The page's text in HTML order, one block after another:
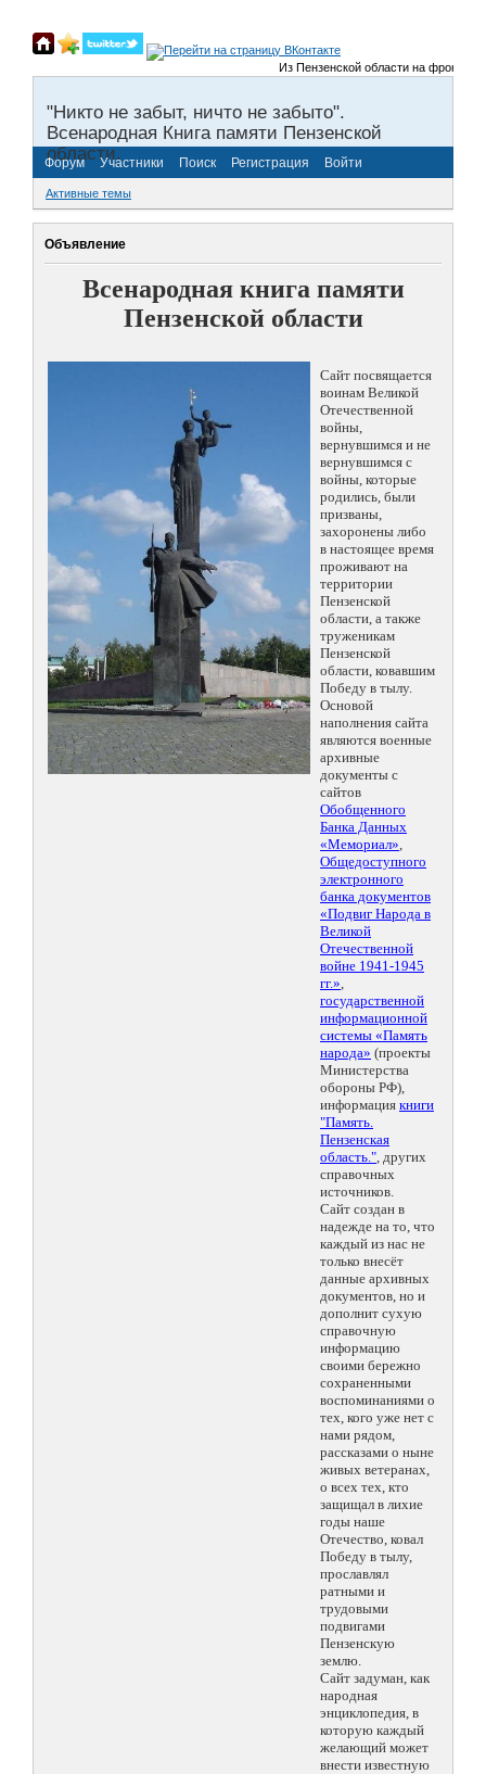
Из Пензенской области на фронты
"Никто не забыт, ничто не забыто".
Всенародная Книга памяти Пензенской
области.
Форум Участники Поиск Регистрация Войти
Активные темы
Объявление
Всенародная книга памяти
Пензенской области
Сайт посвящается
воинам Великой
Отечественной
войны,
вернувшимся и не
вернувшимся с
войны, которые
родились, были
призваны,
захоронены либо
в настоящее время
проживают на
территории
Пензенской
области, а также
труженикам
Пензенской
области, ковавшим
Победу в тылу.
Основой
наполнения сайта
являются военные
архивные
документы с
сайтов
Обобщенного
Банка Данных
«Мемориал»,
Общедоступного
электронного
банка документов
«Подвиг Народа в
Великой
Отечественной
войне 1941-1945
гг.»,
государственной
информационной
системы «Память
народа» (проекты
Министерства
обороны РФ),
информация книги
"Память.
Пензенская
область.", других
справочных
источников.
Сайт создан в
надежде на то, что
каждый из нас не
только внесёт
данные архивных
документов, но и
дополнит сухую
справочную
информацию
своими бережно
сохраненными
воспоминаниями о
тех, кого уже нет с
нами рядом,
рассказами о ныне
живых ветеранах,
о всех тех, кто
защищал в лихие
годы наше
Отечество, ковал
Победу в тылу,
прославлял
ратными и
трудовыми
подвигами
Пензенскую
землю.
Сайт задуман, как
народная
энциклопедия, в
которую каждый
желающий может
внести известную